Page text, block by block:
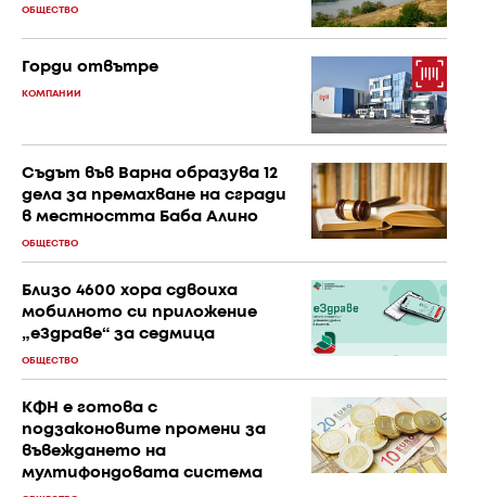
ОБЩЕСТВО
Горди отвътре
КОМПАНИИ
Съдът във Варна образува 12
дела за премахване на сгради
в местността Баба Алино
ОБЩЕСТВО
Близо 4600 хора сдвоиха
мобилното си приложение
„еЗдраве“ за седмица
ОБЩЕСТВО
КФН е готова с
подзаконовите промени за
въвеждането на
мултифондовата система